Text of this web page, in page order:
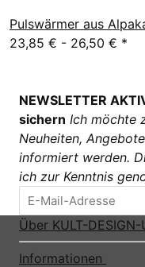
Pulswärmer aus
23,85 € - 26,50 € *
NEWSLETTER
sichern Ich möchte
Neuheiten,
informiert werden.
ich zur Kenntnis
Über KULT-DESIGN-
Informationen